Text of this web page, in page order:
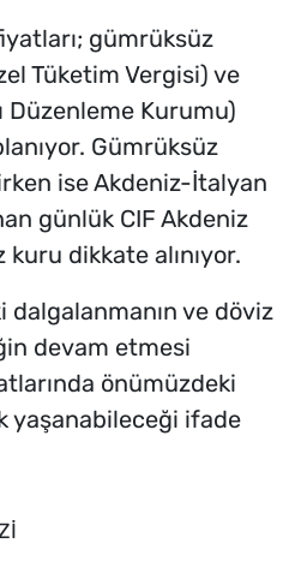
gümrüksüz
Tüketim Vergisi) ve
Düzenleme Kurumu)
Gümrüksüz
ise Akdeniz-İtalyan
günlük CIF Akdeniz
dikkate alınıyor.
dalgalanmanın ve döviz
devam etmesi
önümüzdeki
yaşanabileceği ifade